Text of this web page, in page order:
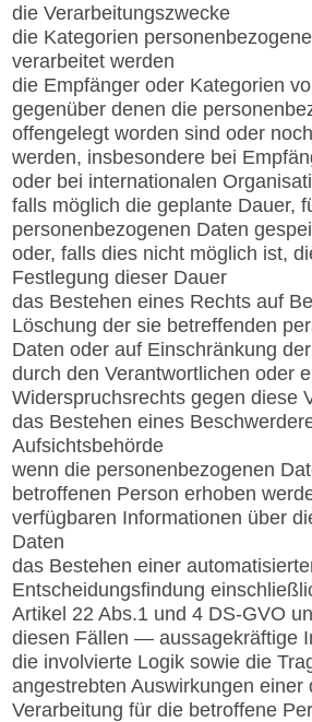
die Verarbeitungszwecke
die Kategorien
verarbeitet werden
die Empfänger oder Kategorien
gegenüber denen die
offengelegt worden sind oder
werden, insbesondere bei
oder bei internationalen
falls möglich die geplante Dauer,
personenbezogenen Daten
oder, falls dies nicht möglich ist,
Festlegung dieser Dauer
das Bestehen eines Rechts auf
Löschung der sie betreffenden
Daten oder auf Einschränkung
durch den Verantwortlichen oder
Widerspruchsrechts gegen diese
das Bestehen eines
Aufsichtsbehörde
wenn die personenbezogenen
betroffenen Person erhoben
verfügbaren Informationen über
Daten
das Bestehen einer
Entscheidungsfindung
Artikel 22 Abs.1 und 4 DS-GVO
diesen Fällen — aussagekräftige
die involvierte Logik sowie die
angestrebten Auswirkungen einer
Verarbeitung für die betroffene